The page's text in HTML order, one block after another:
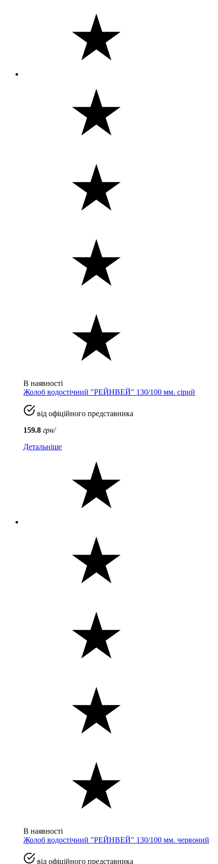
В наявності
Жолоб водостічний "РЕЙНВЕЙ" 130/100 мм. сірий
від офіційного представника
159.8 грн/
Детальніше
В наявності
Жолоб водостічний "РЕЙНВЕЙ" 130/100 мм. червоний
від офіційного представника